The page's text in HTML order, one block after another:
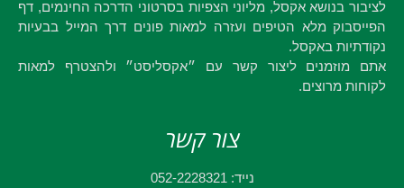
לציבור בנושא אקסל, מליוני הצפיות בסרטוני הדרכה החינמים, דף
הפייסבוק מלא הטיפים ועזרה למאות פונים דרך המייל בבעיות
נקודתיות באקסל.
אתם מוזמנים ליצור קשר עם ״אקסליסט״ ולהצטרף למאות
לקוחות מרוצים.
צור קשר
נייד: 052-2228321